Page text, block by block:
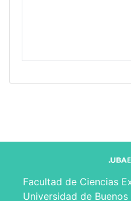
Facultad de Ciencias
Universidad de